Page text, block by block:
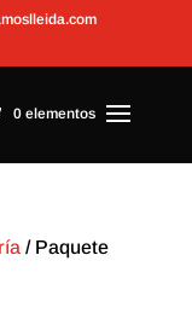
0 elementos
/ Paquete